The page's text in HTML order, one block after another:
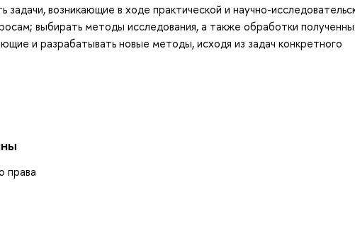
возникающие в ходе практической и научно-
выбирать методы исследования, а также обработки
и разрабатывать новые методы, исходя из задач конкретного
права